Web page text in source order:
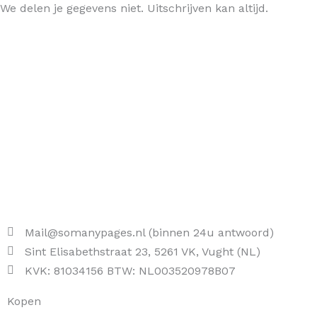
We delen je gegevens niet. Uitschrijven kan altijd.
Mail@somanypages.nl (binnen 24u antwoord)
Sint Elisabethstraat 23, 5261 VK, Vught (NL)
KVK: 81034156 BTW: NL003520978B07
Kopen